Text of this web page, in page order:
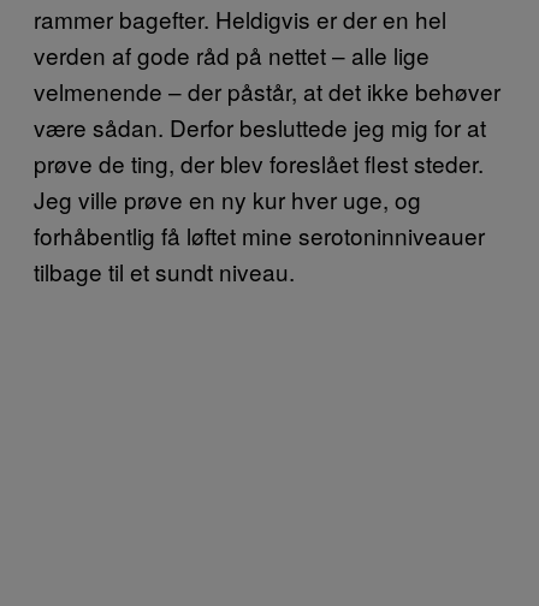
rammer bagefter. Heldigvis er der en hel
verden af gode råd på nettet – alle lige
velmenende – der påstår, at det ikke behøver
være sådan. Derfor besluttede jeg mig for at
prøve de ting, der blev foreslået flest steder.
Jeg ville prøve en ny kur hver uge, og
forhåbentlig få løftet mine serotoninniveauer
tilbage til et sundt niveau.